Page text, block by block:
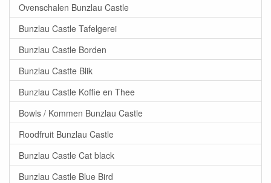
Ovenschalen Bunzlau Castle
Bunzlau Castle Tafelgerei
Bunzlau Castle Borden
Bunzlau Castte Blik
Bunzlau Castle Koffie en Thee
Bowls / Kommen Bunzlau Castle
Roodfruit Bunzlau Castle
Bunzlau Castle Cat black
Bunzlau Castle Blue Bird